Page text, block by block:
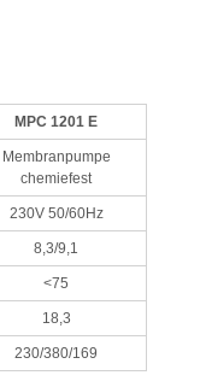
MPC 1201 E
Membranpumpe
chemiefest
230V 50/60Hz
8,3/9,1
<75
18,3
230/380/169